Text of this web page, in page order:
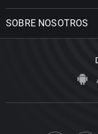
SOBRE NOSOTROS